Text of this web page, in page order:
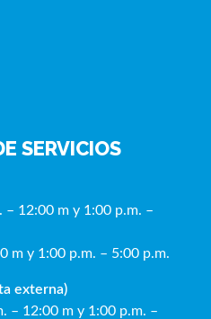
SERVICIOS
– 12:00 m y 1:00 p.m. –
m y 1:00 p.m. – 5:00 p.m.
externa)
– 12:00 m y 1:00 p.m. –